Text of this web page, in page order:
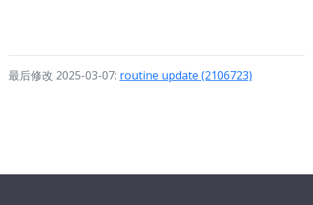
最后修改 2025-03-07: routine update (2106723)